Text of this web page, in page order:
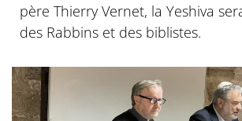
père Thierry Vernet, la Yeshiva
des Rabbins et des biblistes.